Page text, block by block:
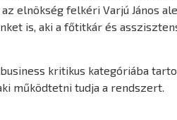
elnökség felkéri Varjú János
is, aki a főtitkár és
kritikus kategóriába
működtetni tudja a rendszert.